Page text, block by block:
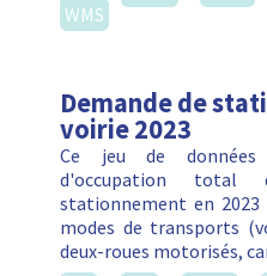
WMS
Demande de
voirie 2023
Ce jeu de données
d'occupation
stationnement en
modes de transports
deux-roues motorisés,